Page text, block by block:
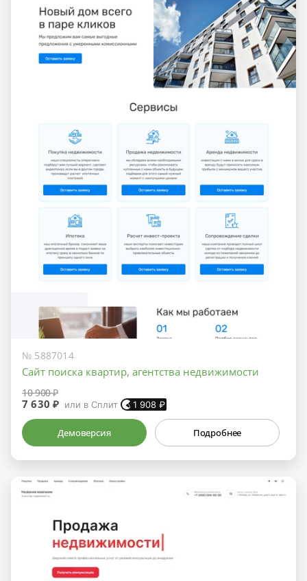
№ 5887014
Сайт поиска квартир, агентства недвижимости
10 900 ₽
7 630 ₽ или в Сплит 1 908 ₽
Демоверсия Подробнее